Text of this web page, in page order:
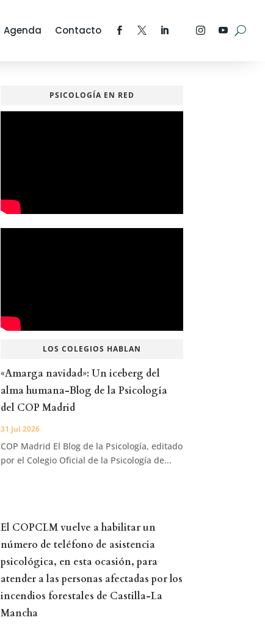
Agenda Contacto
PSICOLOGÍA EN RED
LOS COLEGIOS HABLAN
«Amarga navidad»: Un iceberg del
alma humana-Blog de la Psicología
del COP Madrid
31 Jul 2026
COP Madrid El Blog de la Psicología, editado
por el Colegio Oficial de la Psicología de...
El COPCLM vuelve a habilitar un
número de teléfono de asistencia
psicológica, en esta ocasión, para
atender a las personas afectadas por los
incendios forestales de Castilla-La
Mancha